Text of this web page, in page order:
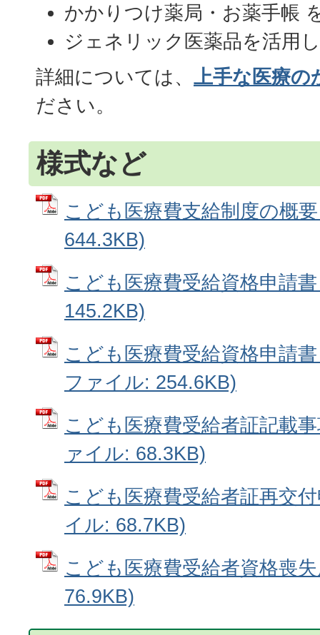
かかりつけ薬局・お薬手帳
ジェネリック医薬品を活用
詳細については、 上手な医療の
ださい。
様式など
こども医療費支給制度の概
644.3KB)
こども医療費受給資格申請
145.2KB)
こども医療費受給資格申請
ファイル: 254.6KB)
こども医療費受給者証記載
ァイル: 68.3KB)
こども医療費受給者証再交
イル: 68.7KB)
こども医療費受給者資格喪
76.9KB)